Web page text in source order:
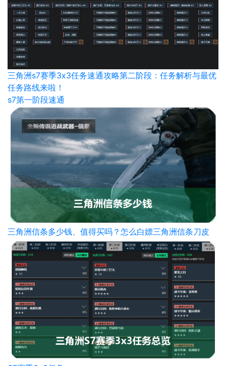
三角洲s7赛季3x3任务速通攻略第二阶段：任务解析与最优
任务路线来啦！
s7第一阶段速通
三角洲信条多少钱、值得买吗？怎么白嫖三角洲信条刀皮